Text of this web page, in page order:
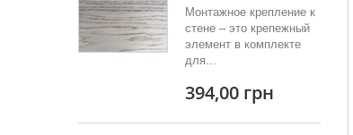
Монтажное крепление к
стене – это крепежный
элемент в комплекте
для...
394,00 грн